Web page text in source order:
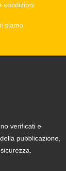
condizioni
siamo
verificati e
pubblicazione,